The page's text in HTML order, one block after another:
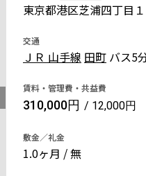
以外)
東京都港区芝浦四丁目
交通
ＪＲ 山手線 田町 バス5
賃料・管理費・共益費
310,000円 / 12,000円
敷金／礼金
1.0ヶ月 / 無